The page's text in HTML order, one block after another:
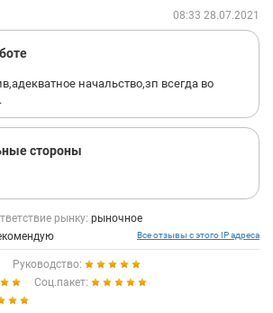
08:33 28.07.2021
начальство,зп всегда во
стороны
рынку: рыночное
Все отзывы с этого IP адреса
Руководство:
Соц.пакет: